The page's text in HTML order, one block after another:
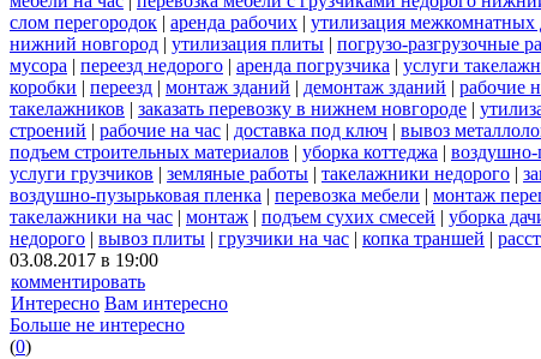
слом перегородок | аренда рабочих | утилизация межкомнатных
нижний новгород | утилизация плиты | погрузо-разгрузочные
мусора | переезд недорого | аренда погрузчика | услуги
коробки | переезд | монтаж зданий | демонтаж зданий | рабочие
такелажников | заказать перевозку в нижнем новгороде |
строений | рабочие на час | доставка под ключ | вывоз
подъем строительных материалов | уборка коттеджа | воздушно-
услуги грузчиков | земляные работы | такелажники недорого |
воздушно-пузырьковая пленка | перевозка мебели | монтаж
такелажники на час | монтаж | подъем сухих смесей | уборка
недорого | вывоз плиты | грузчики на час | копка траншей |
03.08.2017 в 19:00
комментировать
Интересно Вам интересно
Больше не интересно
(0)